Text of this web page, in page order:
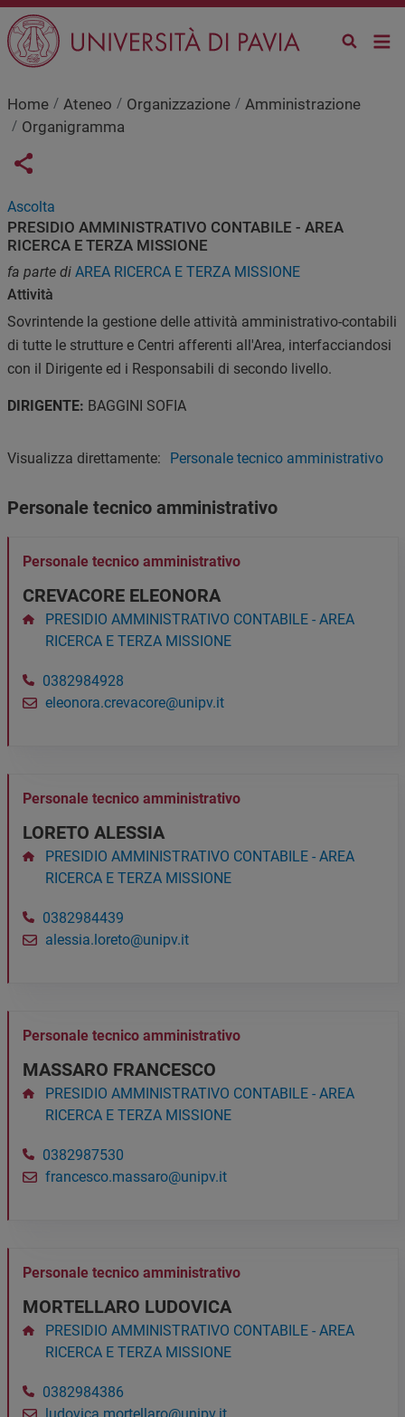
Salta al contenuto principale
Home Ateneo Organizzazione
Amministrazione
Organigramma
Links condivisione social
Share button
Ascolta
PRESIDIO AMMINISTRATIVO CONTABILE - AREA
RICERCA E TERZA MISSIONE
fa parte di AREA RICERCA E TERZA MISSIONE
Attività
Sovrintende la gestione delle attività amministrativo-contabili
di tutte le strutture e Centri afferenti all'Area, interfacciandosi
con il Dirigente ed i Responsabili di secondo livello.
DIRIGENTE: BAGGINI SOFIA
Visualizza direttamente: Personale tecnico amministrativo
Personale tecnico amministrativo
Personale tecnico amministrativo
CREVACORE ELEONORA
PRESIDIO AMMINISTRATIVO CONTABILE - AREA
RICERCA E TERZA MISSIONE
0382984928
eleonora.crevacore@unipv.it
Personale tecnico amministrativo
LORETO ALESSIA
PRESIDIO AMMINISTRATIVO CONTABILE - AREA
RICERCA E TERZA MISSIONE
0382984439
alessia.loreto@unipv.it
Personale tecnico amministrativo
MASSARO FRANCESCO
PRESIDIO AMMINISTRATIVO CONTABILE - AREA
RICERCA E TERZA MISSIONE
0382987530
francesco.massaro@unipv.it
Personale tecnico amministrativo
MORTELLARO LUDOVICA
PRESIDIO AMMINISTRATIVO CONTABILE - AREA
RICERCA E TERZA MISSIONE
0382984386